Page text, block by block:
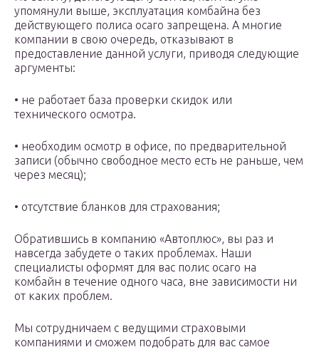
упомянули выше, эксплуатация комбайна без
действующего полиса осаго запрещена. А многие
компании в свою очередь, отказывают в
предоставление данной услуги, приводя следующие
аргументы:
• не работает база проверки скидок или
технического осмотра.
• необходим осмотр в офисе, по предварительной
записи (обычно свободное место есть не раньше, чем
через месяц);
• отсутствие бланков для страхования;
Обратившись в компанию «Автоплюс», вы раз и
навсегда забудете о таких проблемах. Наши
специалисты оформят для вас полис осаго на
комбайн в течение одного часа, вне зависимости ни
от каких проблем.
Мы сотрудничаем с ведущими страховыми
компаниями и сможем подобрать для вас самое